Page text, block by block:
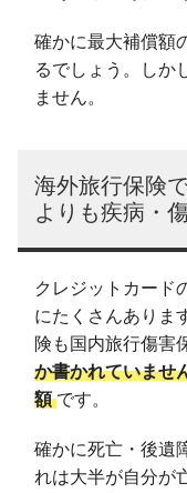
確かに最大補償額
るでしょう。しか
ません。
海外旅行保険
よりも疾病・
クレジットカード
にたくさんありま
険も国内旅行傷害
か書かれていませ
額 です。
確かに死亡・後遺
れは大半が自分が